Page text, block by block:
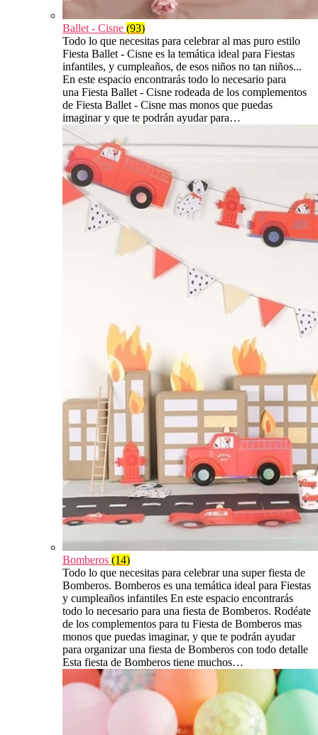
Ballet - Cisne (93)
Todo lo que necesitas para celebrar al mas puro estilo
Fiesta Ballet - Cisne es la temática ideal para Fiestas
infantiles, y cumpleaños, de esos niños no tan niños...
En este espacio encontrarás todo lo necesario para
una Fiesta Ballet - Cisne rodeada de los complementos
de Fiesta Ballet - Cisne mas monos que puedas
imaginar y que te podrán ayudar para…
Bomberos (14)
Todo lo que necesitas para celebrar una super fiesta de
Bomberos. Bomberos es una temática ideal para Fiestas
y cumpleaños infantiles En este espacio encontrarás
todo lo necesario para una fiesta de Bomberos. Rodéate
de los complementos para tu Fiesta de Bomberos mas
monos que puedas imaginar, y que te podrán ayudar
para organizar una fiesta de Bomberos con todo detalle
Esta fiesta de Bomberos tiene muchos…